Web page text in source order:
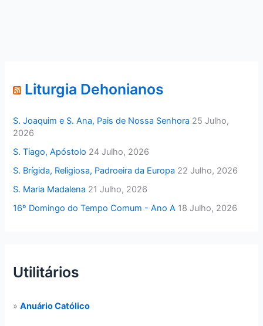
Liturgia Dehonianos
S. Joaquim e S. Ana, Pais de Nossa Senhora 25 Julho,
2026
S. Tiago, Apóstolo 24 Julho, 2026
S. Brígida, Religiosa, Padroeira da Europa 22 Julho, 2026
S. Maria Madalena 21 Julho, 2026
16º Domingo do Tempo Comum - Ano A 18 Julho, 2026
Utilitários
»Anuário Católico